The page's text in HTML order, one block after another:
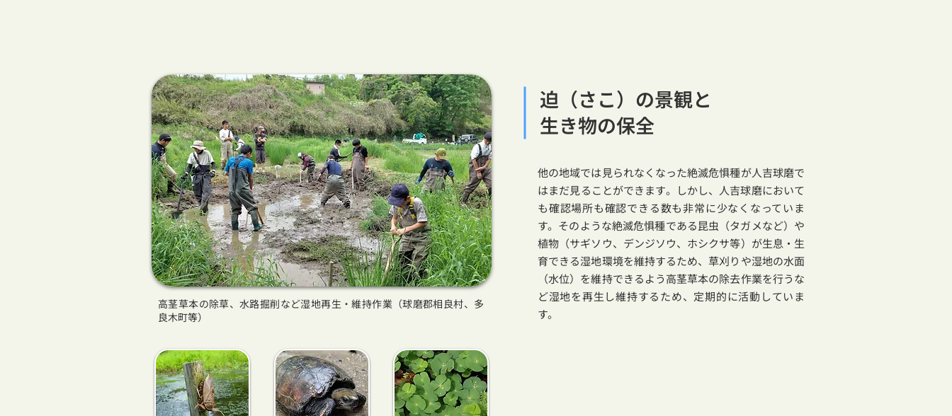
高茎草本の除草、水路掘削など湿地再生・維持作業（球磨郡相良村、多
良木町等）
迫（さこ）の景観と
生き物の保全
他の地域では見られなくなった絶滅危惧種が人吉球磨で
はまだ見ることができます。しかし、人吉球磨において
も確認場所も確認できる数も非常に少なくなっていま
す。そのような絶滅危惧種である昆虫（タガメなど）や
植物（サギソウ、デンジソウ、ホシクサ等）が生息・生
育できる湿地環境を維持するため、草刈りや湿地の水面
（水位）を維持できるよう高茎草本の除去作業を行うな
ど湿地を再生し維持するため、定期的に活動していま
す。